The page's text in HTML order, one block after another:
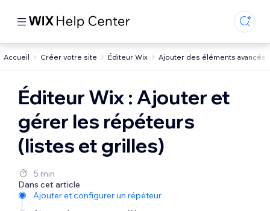
Accueil Créer votre site Éditeur Wix Ajouter des éléments avancés
Éditeur Wix : Ajouter et
gérer les répéteurs
(listes et grilles)
5 min
Dans cet article
Ajouter et configurer un répéteur